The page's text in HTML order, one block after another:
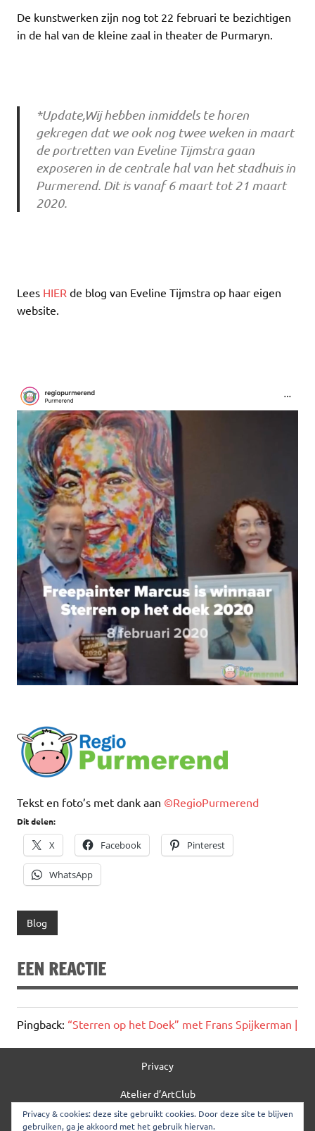
De kunstwerken zijn nog tot 22 februari te bezichtigen
in de hal van de kleine zaal in theater de Purmaryn.
*Update,Wij hebben inmiddels te horen
gekregen dat we ook nog twee weken in maart
de portretten van Eveline Tijmstra gaan
exposeren in de centrale hal van het stadhuis in
Purmerend. Dit is vanaf 6 maart tot 21 maart
2020.
Lees HIER de blog van Eveline Tijmstra op haar eigen
website.
Tekst en foto’s met dank aan ©RegioPurmerend
Dit delen:
X Facebook Pinterest
WhatsApp
Blog
EEN REACTIE
Pingback: “Sterren op het Doek” met Frans Spijkerman |
Privacy
Atelier d’ArtClub
Merchandise
Privacy & cookies: deze site gebruikt cookies. Door deze site te blijven
gebruiken, ga je akkoord met het gebruik hiervan.